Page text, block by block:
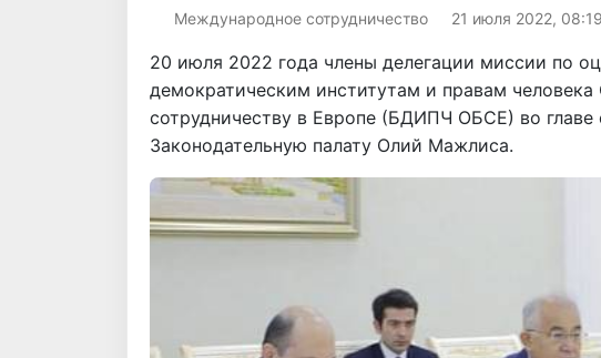
Международное сотрудничество 21 июля 2022, 08:19
20 июля 2022 года члены делегации миссии по
демократическим институтам и правам человека
сотрудничеству в Европе (БДИПЧ ОБСЕ) во
Законодательную палату Олий Мажлиса.